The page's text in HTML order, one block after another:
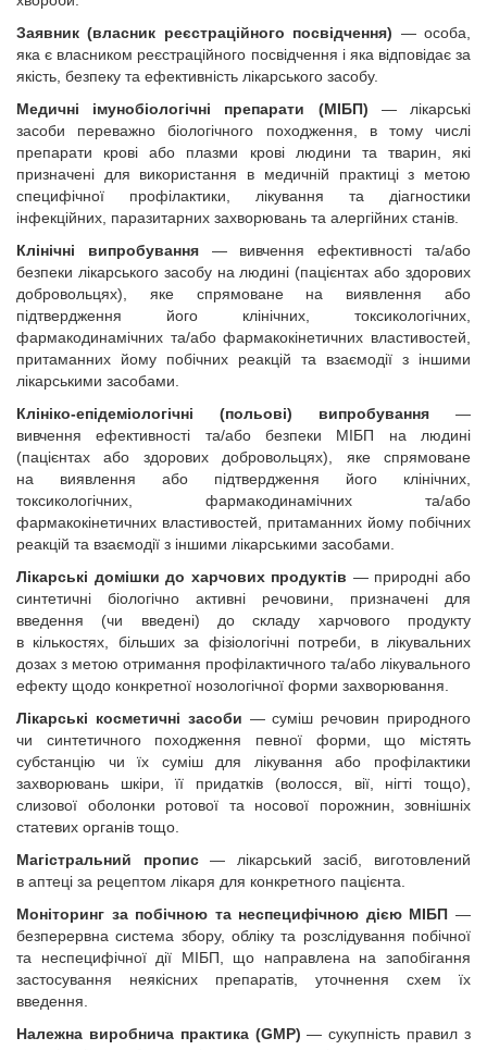
Заявник (власник реєстраційного посвідчення) — особа,
яка є власником реєстраційного посвідчення і яка відповідає за
якість, безпеку та ефективність лікарського засобу.
Медичні імунобіологічні препарати
(МІБП) — лікарські
засоби переважно біологічного походження, в тому числі
препарати крові або плазми крові людини та тварин, які
призначені для використання в медичній практиці з метою
специфічної профілактики, лікування та діагностики
інфекційних, паразитарних захворювань та алергійних станів.
Клінічні випробування— вивчення ефективності та/або
безпеки лікарського засобу на людині (пацієнтах або здорових
добровольцях), яке спрямоване на виявлення або
підтвердження його клінічних, токсикологічних,
фармакодинамічних та/або фармакокінетичних властивостей,
притаманних йому побічних реакцій та взаємодії з іншими
лікарськими засобами.
Клініко-епідеміологічні (польові) випробування —
вивчення ефективності та/або безпеки МІБП на людині
(пацієнтах або здорових добровольцях), яке спрямоване
на виявлення або підтвердження його клінічних,
токсикологічних, фармакодинамічних та/або
фармакокінетичних властивостей, притаманних йому побічних
реакцій та взаємодії з іншими лікарськими засобами.
Лікарські домішки до харчових продуктів — природні або
синтетичні біологічно активні речовини, призначені для
введення (чи введені) до складу харчового продукту
в кількостях, більших за фізіологічні потреби, в лікувальних
дозах з метою отримання профілактичного та/або лікувального
ефекту щодо конкретної нозологічної форми захворювання.
Лікарські косметичні засоби — суміш речовин природного
чи синтетичного походження певної форми, що містять
субстанцію чи їх суміш для лікування або профілактики
захворювань шкіри, її придатків (волосся, вії, нігті тощо),
слизової оболонки ротової та носової порожнин, зовнішніх
статевих органів тощо.
Магістральний пропис— лікарський засіб, виготовлений
в аптеці за рецептом лікаря для конкретного пацієнта.
Моніторинг за побічною та неспецифічною дією МІБП —
безперервна система збору, обліку та розслідування побічної
та неспецифічної дії МІБП, що направлена на запобігання
застосування неякісних препаратів, уточнення схем їх
введення.
Належна виробнича практика (GMP)— сукупність правил з